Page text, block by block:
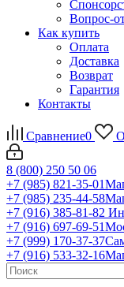
Вопрос-
Как купить
Оплата
Доставка
Возврат
Гарантия
Контакты
Сравнение0
8 (800) 250 50 06
+7 (985) 821-35-01
+7 (985) 235-44-58
+7 (916) 385-81-82
+7 (916) 697-69-51
+7 (999) 170-37-37
+7 (916) 533-32-16